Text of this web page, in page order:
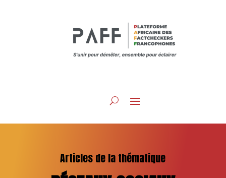
Articles de la thématique